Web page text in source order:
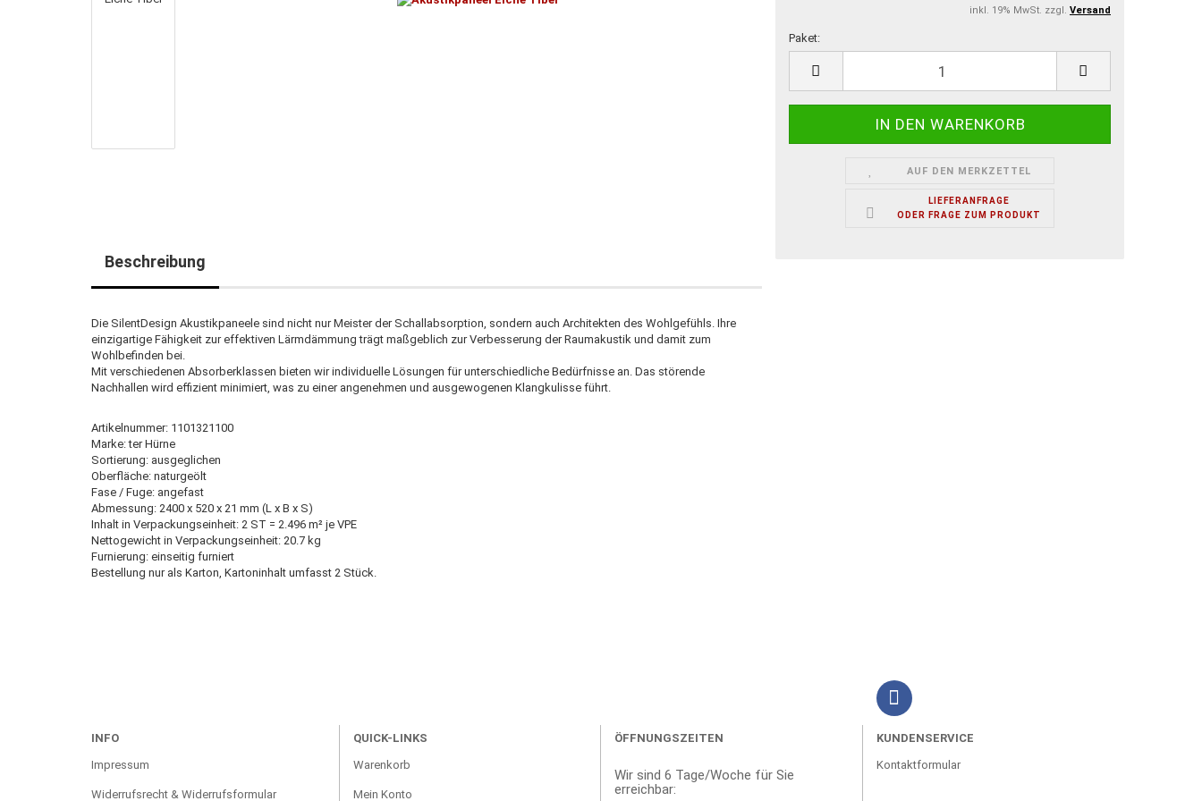
inkl. 19% MwSt. zzgl. Versand
Paket:
Paket
AUF DEN MERKZETTEL
LIEFERANFRAGE
ODER FRAGE ZUM PRODUKT
Beschreibung
Die SilentDesign Akustikpaneele sind nicht nur Meister der Schallabsorption, sondern auch Architekten des Wohlgefühls. Ihre
einzigartige Fähigkeit zur effektiven Lärmdämmung trägt maßgeblich zur Verbesserung der Raumakustik und damit zum
Wohlbefinden bei.
Mit verschiedenen Absorberklassen bieten wir individuelle Lösungen für unterschiedliche Bedürfnisse an. Das störende
Nachhallen wird effizient minimiert, was zu einer angenehmen und ausgewogenen Klangkulisse führt.
Artikelnummer: 1101321100
Marke: ter Hürne
Sortierung: ausgeglichen
Oberfläche: naturgeölt
Fase / Fuge: angefast
Abmessung: 2400 x 520 x 21 mm (L x B x S)
Inhalt in Verpackungseinheit: 2 ST = 2.496 m² je VPE
Nettogewicht in Verpackungseinheit: 20.7 kg
Furnierung: einseitig furniert
Bestellung nur als Karton, Kartoninhalt umfasst 2 Stück.
INFO
Impressum
Widerrufsrecht & Widerrufsformular
QUICK-LINKS
Warenkorb
Mein Konto
ÖFFNUNGSZEITEN
Wir sind 6 Tage/Woche für Sie
erreichbar:
KUNDENSERVICE
Kontaktformular